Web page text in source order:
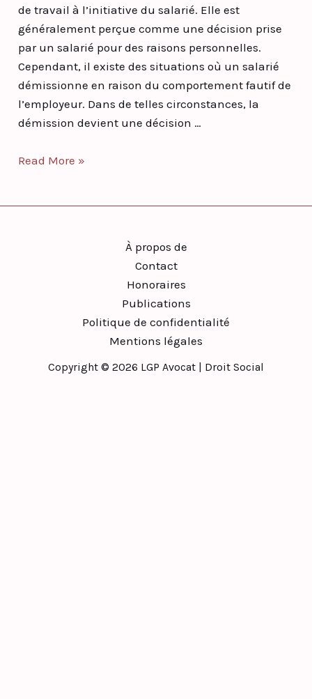
de travail à l’initiative du salarié. Elle est
généralement perçue comme une décision prise
par un salarié pour des raisons personnelles.
Cependant, il existe des situations où un salarié
démissionne en raison du comportement fautif de
l’employeur. Dans de telles circonstances, la
démission devient une décision …
Read More »
À propos de
Contact
Honoraires
Publications
Politique de confidentialité
Mentions légales
Copyright © 2026 LGP Avocat | Droit Social